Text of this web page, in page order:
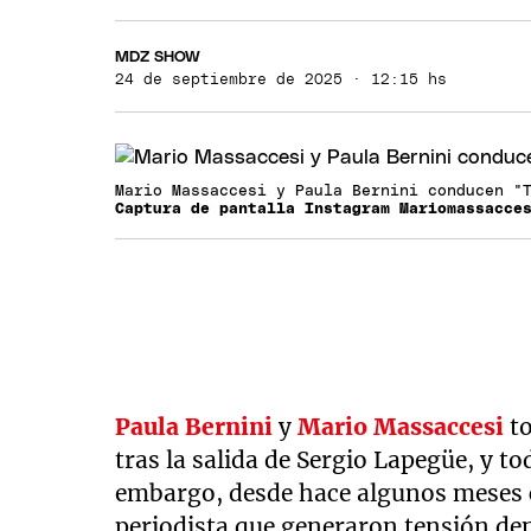
MDZ SHOW
24 de septiembre de 2025 · 12:15 hs
Mario Massaccesi y Paula Bernini conducen
Captura de pantalla Instagram
Paula Bernini yMario Massaccesi
tras la salida de Sergio Lapegüe, y
embargo, desde hace algunos